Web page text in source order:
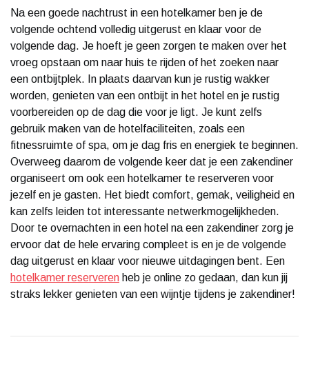
Na een goede nachtrust in een hotelkamer ben je de
volgende ochtend volledig uitgerust en klaar voor de
volgende dag. Je hoeft je geen zorgen te maken over het
vroeg opstaan om naar huis te rijden of het zoeken naar
een ontbijtplek. In plaats daarvan kun je rustig wakker
worden, genieten van een ontbijt in het hotel en je rustig
voorbereiden op de dag die voor je ligt. Je kunt zelfs
gebruik maken van de hotelfaciliteiten, zoals een
fitnessruimte of spa, om je dag fris en energiek te beginnen.
Overweeg daarom de volgende keer dat je een zakendiner
organiseert om ook een hotelkamer te reserveren voor
jezelf en je gasten. Het biedt comfort, gemak, veiligheid en
kan zelfs leiden tot interessante netwerkmogelijkheden.
Door te overnachten in een hotel na een zakendiner zorg je
ervoor dat de hele ervaring compleet is en je de volgende
dag uitgerust en klaar voor nieuwe uitdagingen bent. Een
hotelkamer reserveren heb je online zo gedaan, dan kun jij
straks lekker genieten van een wijntje tijdens je zakendiner!